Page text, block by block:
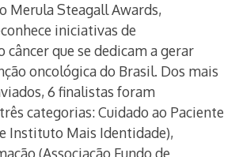
Merula Steagall Awards,
iniciativas de
que se dedicam a gerar
oncológica do Brasil. Dos mais
6 finalistas foram
categorias: Cuidado ao Paciente
Instituto Mais Identidade),
(Associação Fundo de